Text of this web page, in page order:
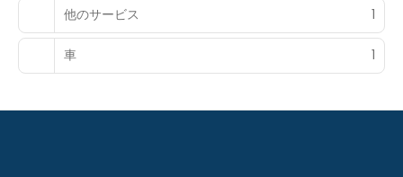
他のサービス 1
車 1